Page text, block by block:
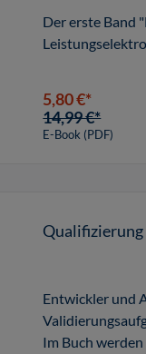
Der erste Band
5,80 €*
14,99 €*
E-Book (PDF)
Entwickler und
Im Buch